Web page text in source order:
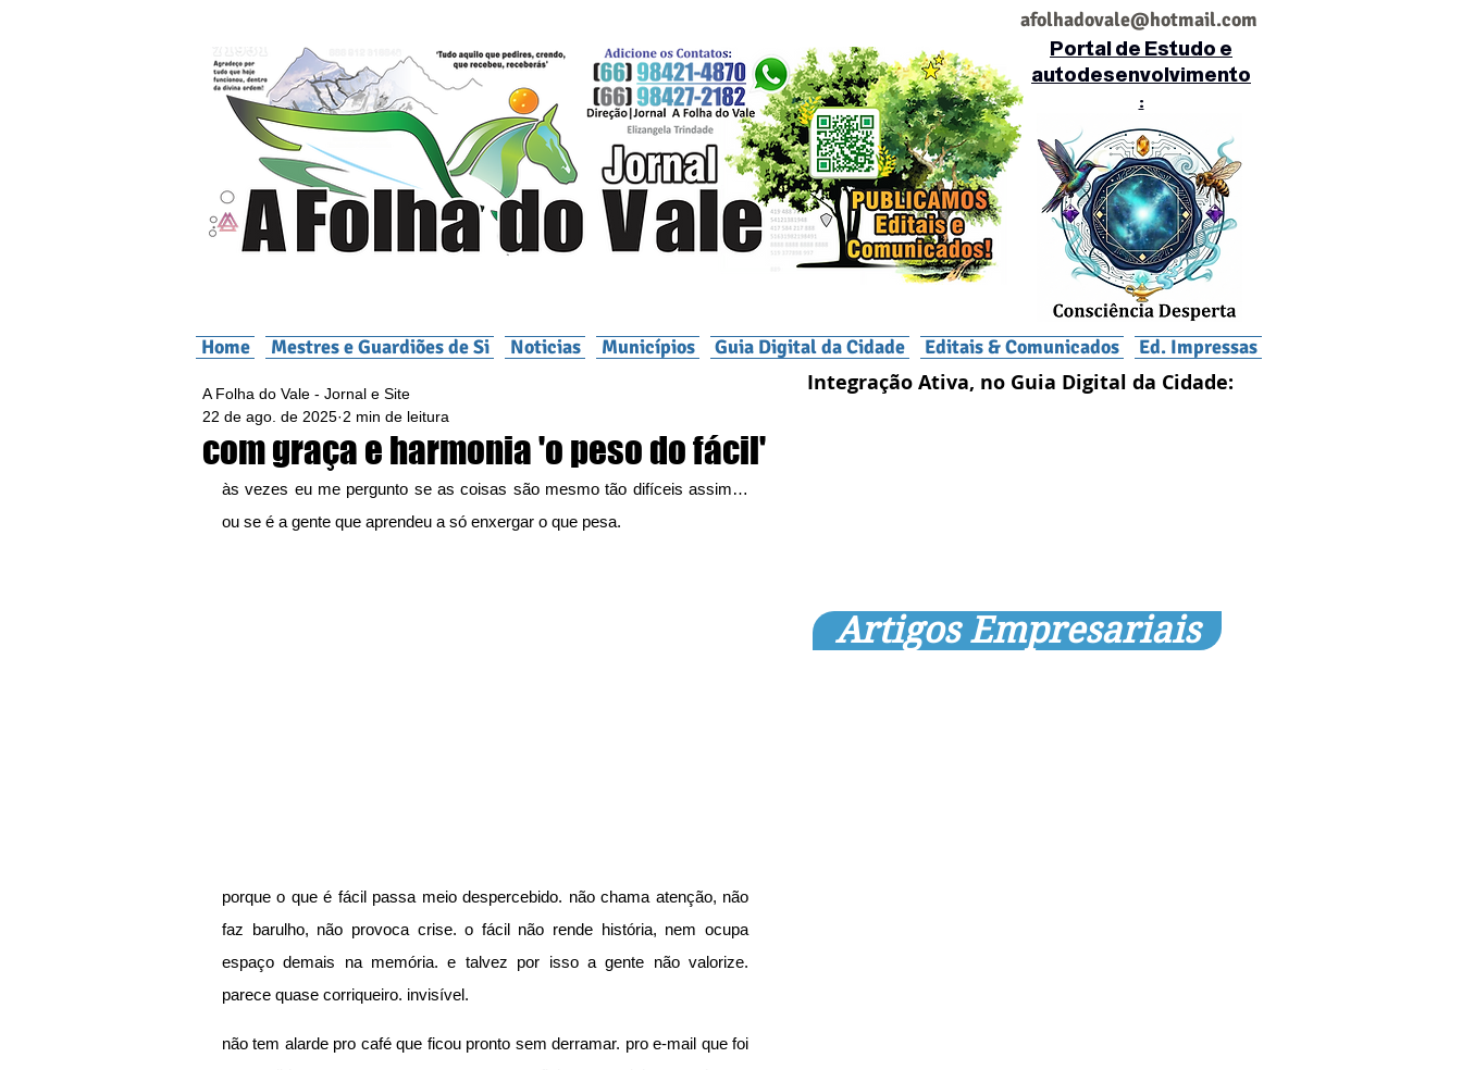
afolhadovale@hotmail.com
Portal de Estudo e
autodesenvolvimento
:
Home Mestres e Guardiões de Si Noticias Municípios Guia Digital da Cidade Editais & Comunicados Ed. Impressas
com graça e harmonia 'o peso do fácil'
A Folha do Vale - Jornal e Site
22 de ago. de 2025 2 min de leitura
às vezes eu me pergunto se as coisas são mesmo tão difíceis assim…
ou se é a gente que aprendeu a só enxergar o que pesa.
porque o que é fácil passa meio despercebido. não chama atenção, não
faz barulho, não provoca crise. o fácil não rende história, nem ocupa
espaço demais na memória. e talvez por isso a gente não valorize.
parece quase corriqueiro. invisível.
não tem alarde pro café que ficou pronto sem derramar. pro e-mail que foi
Integração Ativa, no Guia Digital da Cidade:
Artigos Empresariais